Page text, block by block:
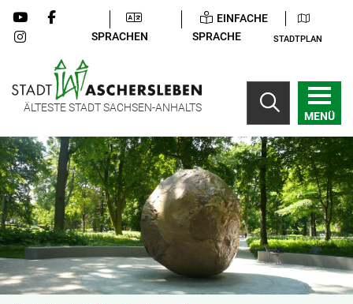
SPRACHEN
EINFACHE
SPRACHE
STADTPLAN
ÄLTESTE STADT SACHSEN-ANHALTS
MENÜ